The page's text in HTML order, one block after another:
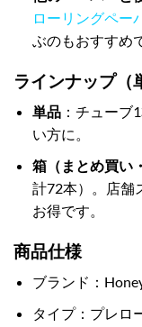
ローリングペー
ぶのもおすすめ
ラインナップ（
単品：チューブ
い方に。
箱（まとめ買い
計72本）。店舗
お得です。
商品仕様
ブランド：
タイプ：プレロ